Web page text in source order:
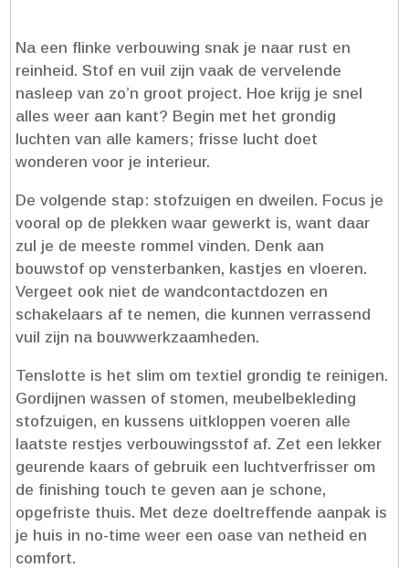
Na een flinke verbouwing snak je naar rust en
reinheid.​ Stof en vuil zijn vaak de vervelende
nasleep van zo’n groot project.​ Hoe krijg je snel
alles weer aan kant? Begin met het grondig
luchten van alle kamers; frisse lucht doet
wonderen voor je interieur.​
De volgende stap: stofzuigen en dweilen.​ Focus je
vooral op de plekken waar gewerkt is, want daar
zul je de meeste rommel vinden.​ Denk aan
bouwstof op vensterbanken, kastjes en vloeren.​
Vergeet ook niet de wandcontactdozen en
schakelaars af te nemen, die kunnen verrassend
vuil zijn na bouwwerkzaamheden.​
Tenslotte is het slim om textiel grondig te reinigen.​
Gordijnen wassen of stomen, meubelbekleding
stofzuigen, en kussens uitkloppen voeren alle
laatste restjes verbouwingsstof af.​ Zet een lekker
geurende kaars of gebruik een luchtverfrisser om
de finishing touch te geven aan je schone,
opgefriste thuis.​ Met deze doeltreffende aanpak is
je huis in no-time weer een oase van netheid en
comfort.​